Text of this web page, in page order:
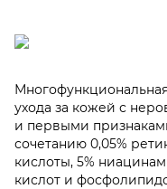
ухода за кожей с
и первыми
сочетанию 0,05%
кислоты, 5%
кислот и